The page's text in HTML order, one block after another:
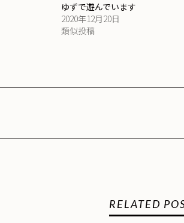
ゆずで遊んでいます
2020年12月20日
類似投稿
RELATED